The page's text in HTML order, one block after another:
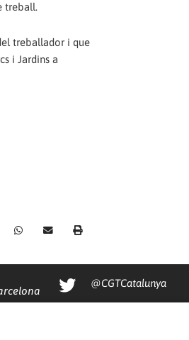
treball.
treballador i que
i Jardins a
@CGTCatalunya